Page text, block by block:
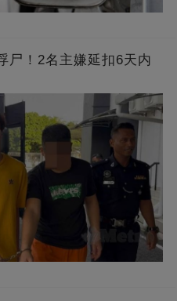
尸！2名主嫌延扣6天内